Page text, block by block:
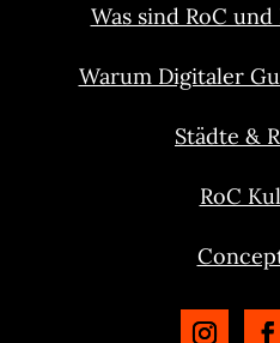
Was sind RoC und
Warum Digitaler
Städte &
RoC